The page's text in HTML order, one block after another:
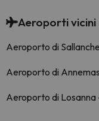
Aeroporti vicini
Aeroporto di
Aeroporto di
Aeroporto di Losanna